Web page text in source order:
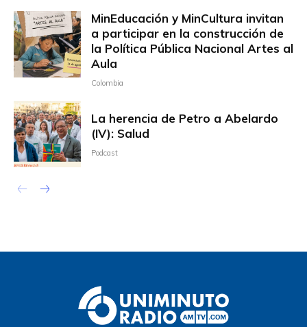
MinEducación y MinCultura invitan
a participar en la construcción de
la Política Pública Nacional Artes al
Aula
Colombia
La herencia de Petro a Abelardo
(IV): Salud
Podcast